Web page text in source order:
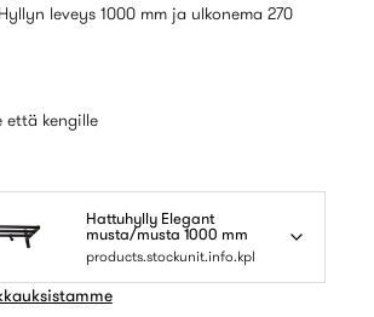
leveys 1000 mm ja ulkonema 270
että kengille
Hattuhylly Elegant
musta/musta 1000 mm
products.stockunit.info.kpl